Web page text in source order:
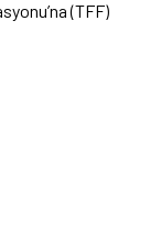
(TFF)